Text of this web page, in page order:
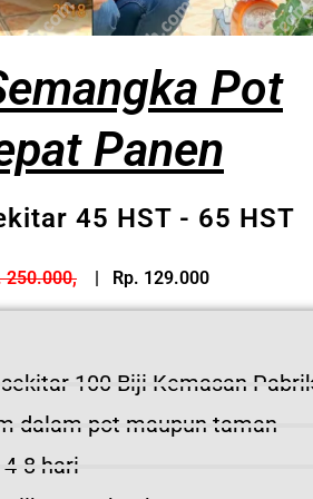
Pot
Panen
45 HST - 65 HST
250.000, | Rp. 129.000
100 Biji Kemasan
dalam pot maupun taman
8 hari